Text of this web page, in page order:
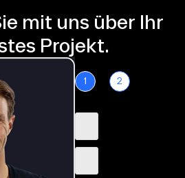
mit uns über Ihr
Projekt.
1 2